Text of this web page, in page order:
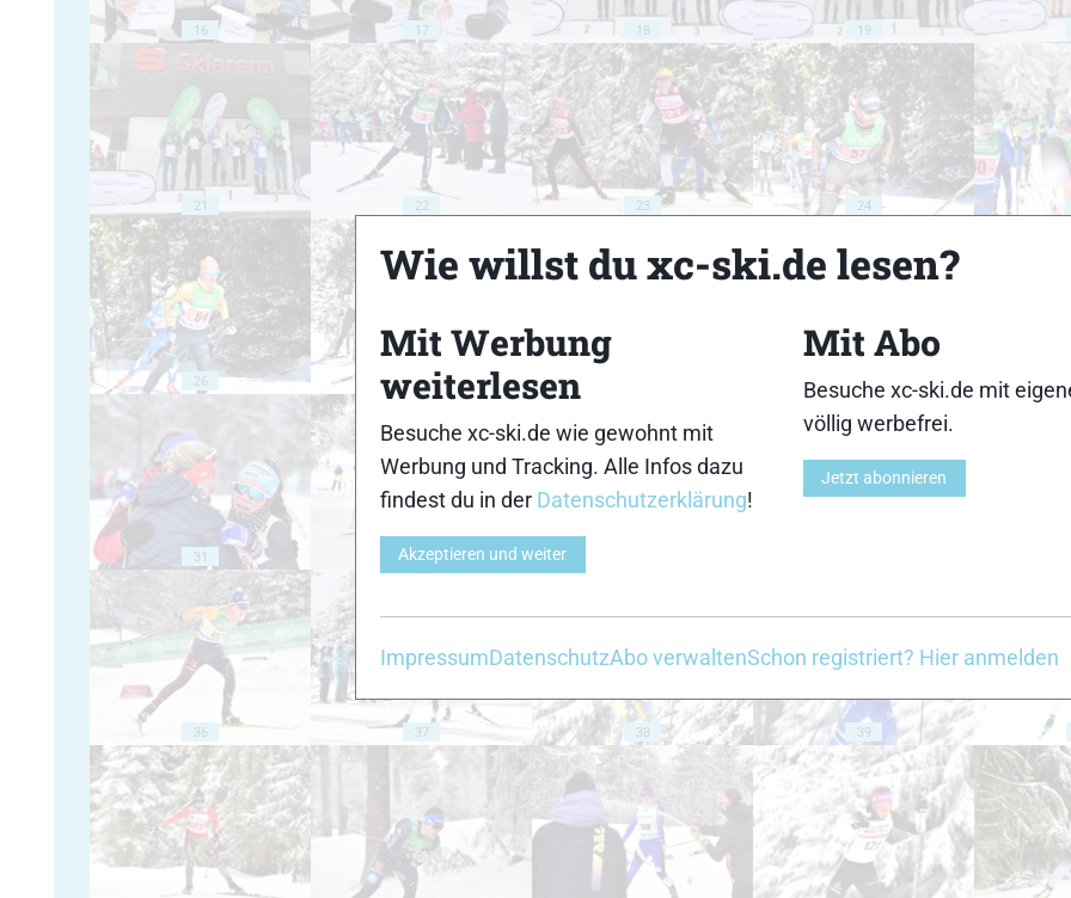
16 17 18 19
21 22 23 24
26 27 29
31 32
36 37 38 39
Wie willst du xc-ski.de lesen?
Mit Werbung
weiterlesen
Besuche xc-ski.de wie gewohnt mit
Werbung und Tracking. Alle Infos dazu
findest du in der Datenschutzerklärung!
Akzeptieren und weiter
Mit Abo
Besuche xc-ski.de mit
völlig werbefrei.
Jetzt abonnieren
ImpressumDatenschutzAbo verwaltenSchon registriert? Hier anmelden